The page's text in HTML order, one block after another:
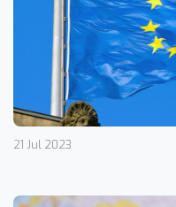
21 Jul 2023